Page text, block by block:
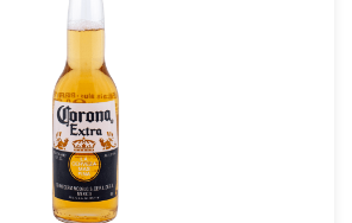
Prihlásiť sa cez Apple ID